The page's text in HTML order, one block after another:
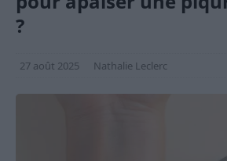
?
27 août 2025 Nathalie Leclerc